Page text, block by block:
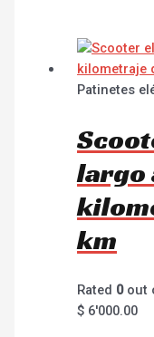
Patinetes
largo
km
Rated 0out
$ 6'000.00